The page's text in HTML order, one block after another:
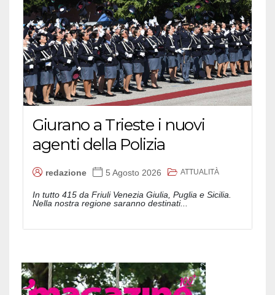
Giurano a Trieste i nuovi
agenti della Polizia
redazione 5 Agosto 2026 ATTUALITÀ
In tutto 415 da Friuli Venezia Giulia, Puglia e Sicilia.
Nella nostra regione saranno destinati...